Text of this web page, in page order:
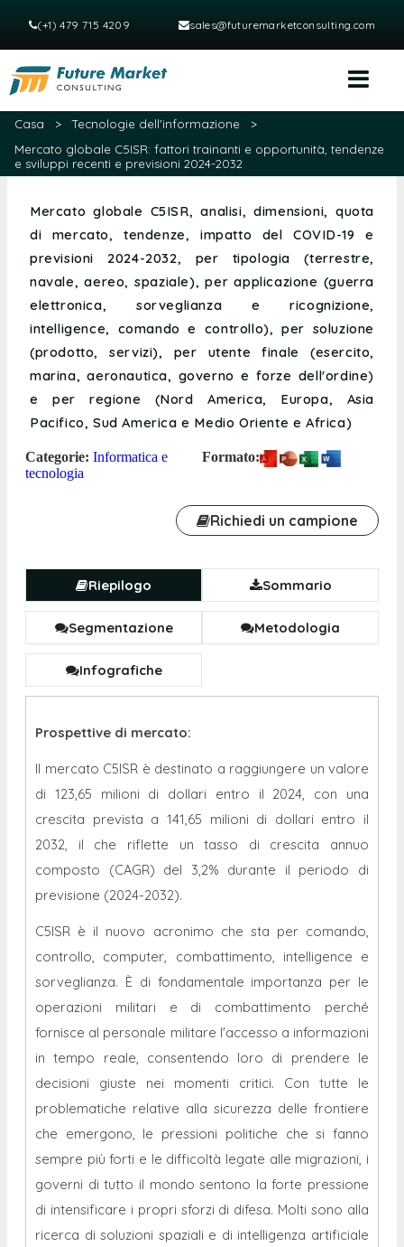
(+1) 479 715 4209 sales@futuremarketconsulting.com
Casa > Tecnologie dell'informazione
>
Mercato globale C5ISR: fattori trainanti e opportunità, tendenze
e sviluppi recenti e previsioni 2024-2032
Mercato globale C5ISR, analisi, dimensioni, quota
di mercato, tendenze, impatto del COVID-19 e
previsioni 2024-2032, per tipologia (terrestre,
navale, aereo, spaziale), per applicazione (guerra
elettronica, sorveglianza e ricognizione,
intelligence, comando e controllo), per soluzione
(prodotto, servizi), per utente finale (esercito,
marina, aeronautica, governo e forze dell'ordine)
e per regione (Nord America, Europa, Asia
Pacifico, Sud America e Medio Oriente e Africa)
Categorie: Informatica e
tecnologia
Formato:
Richiedi un campione
Riepilogo Sommario
Segmentazione Metodologia
Infografiche
Prospettive di mercato:
Il mercato C5ISR è destinato a raggiungere un valore
di 123,65 milioni di dollari entro il 2024, con una
crescita prevista a 141,65 milioni di dollari entro il
2032, il che riflette un tasso di crescita annuo
composto (CAGR) del 3,2% durante il periodo di
previsione (2024-2032).
C5ISR è il nuovo acronimo che sta per comando,
controllo, computer, combattimento, intelligence e
sorveglianza. È di fondamentale importanza per le
operazioni militari e di combattimento perché
fornisce al personale militare l'accesso a informazioni
in tempo reale, consentendo loro di prendere le
decisioni giuste nei momenti critici. Con tutte le
problematiche relative alla sicurezza delle frontiere
che emergono, le pressioni politiche che si fanno
sempre più forti e le difficoltà legate alle migrazioni, i
governi di tutto il mondo sentono la forte pressione
di intensificare i propri sforzi di difesa. Molti sono alla
ricerca di soluzioni spaziali e di intelligenza artificiale